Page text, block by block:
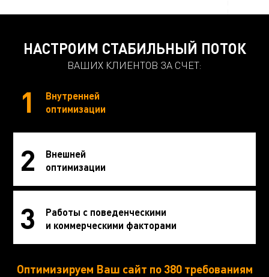
НАСТРОИМ СТАБИЛЬНЫЙ ПОТОК
ВАШИХ КЛИЕНТОВ ЗА СЧЕТ:
1
Внутренней
оптимизации
2
Внешней
оптимизации
3
Работы с поведенческими
и коммерческими факторами
Оптимизируем Ваш сайт по 380 требованиям